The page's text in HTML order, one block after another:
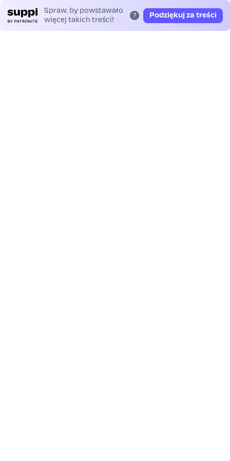
Spraw, by powstawało
więcej takich treści!
? Podziękuj za treści